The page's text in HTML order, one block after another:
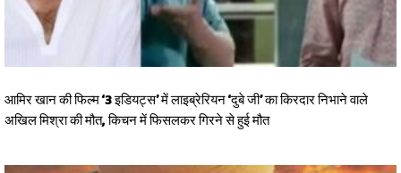
आमिर खान की फिल्म ‘3 इडियट्स’ में लाइब्रेरियन ‘दुबे जी’ का किरदार निभाने वाले
अखिल मिश्रा की मौत, किचन में फिसलकर गिरने से हुई मौत